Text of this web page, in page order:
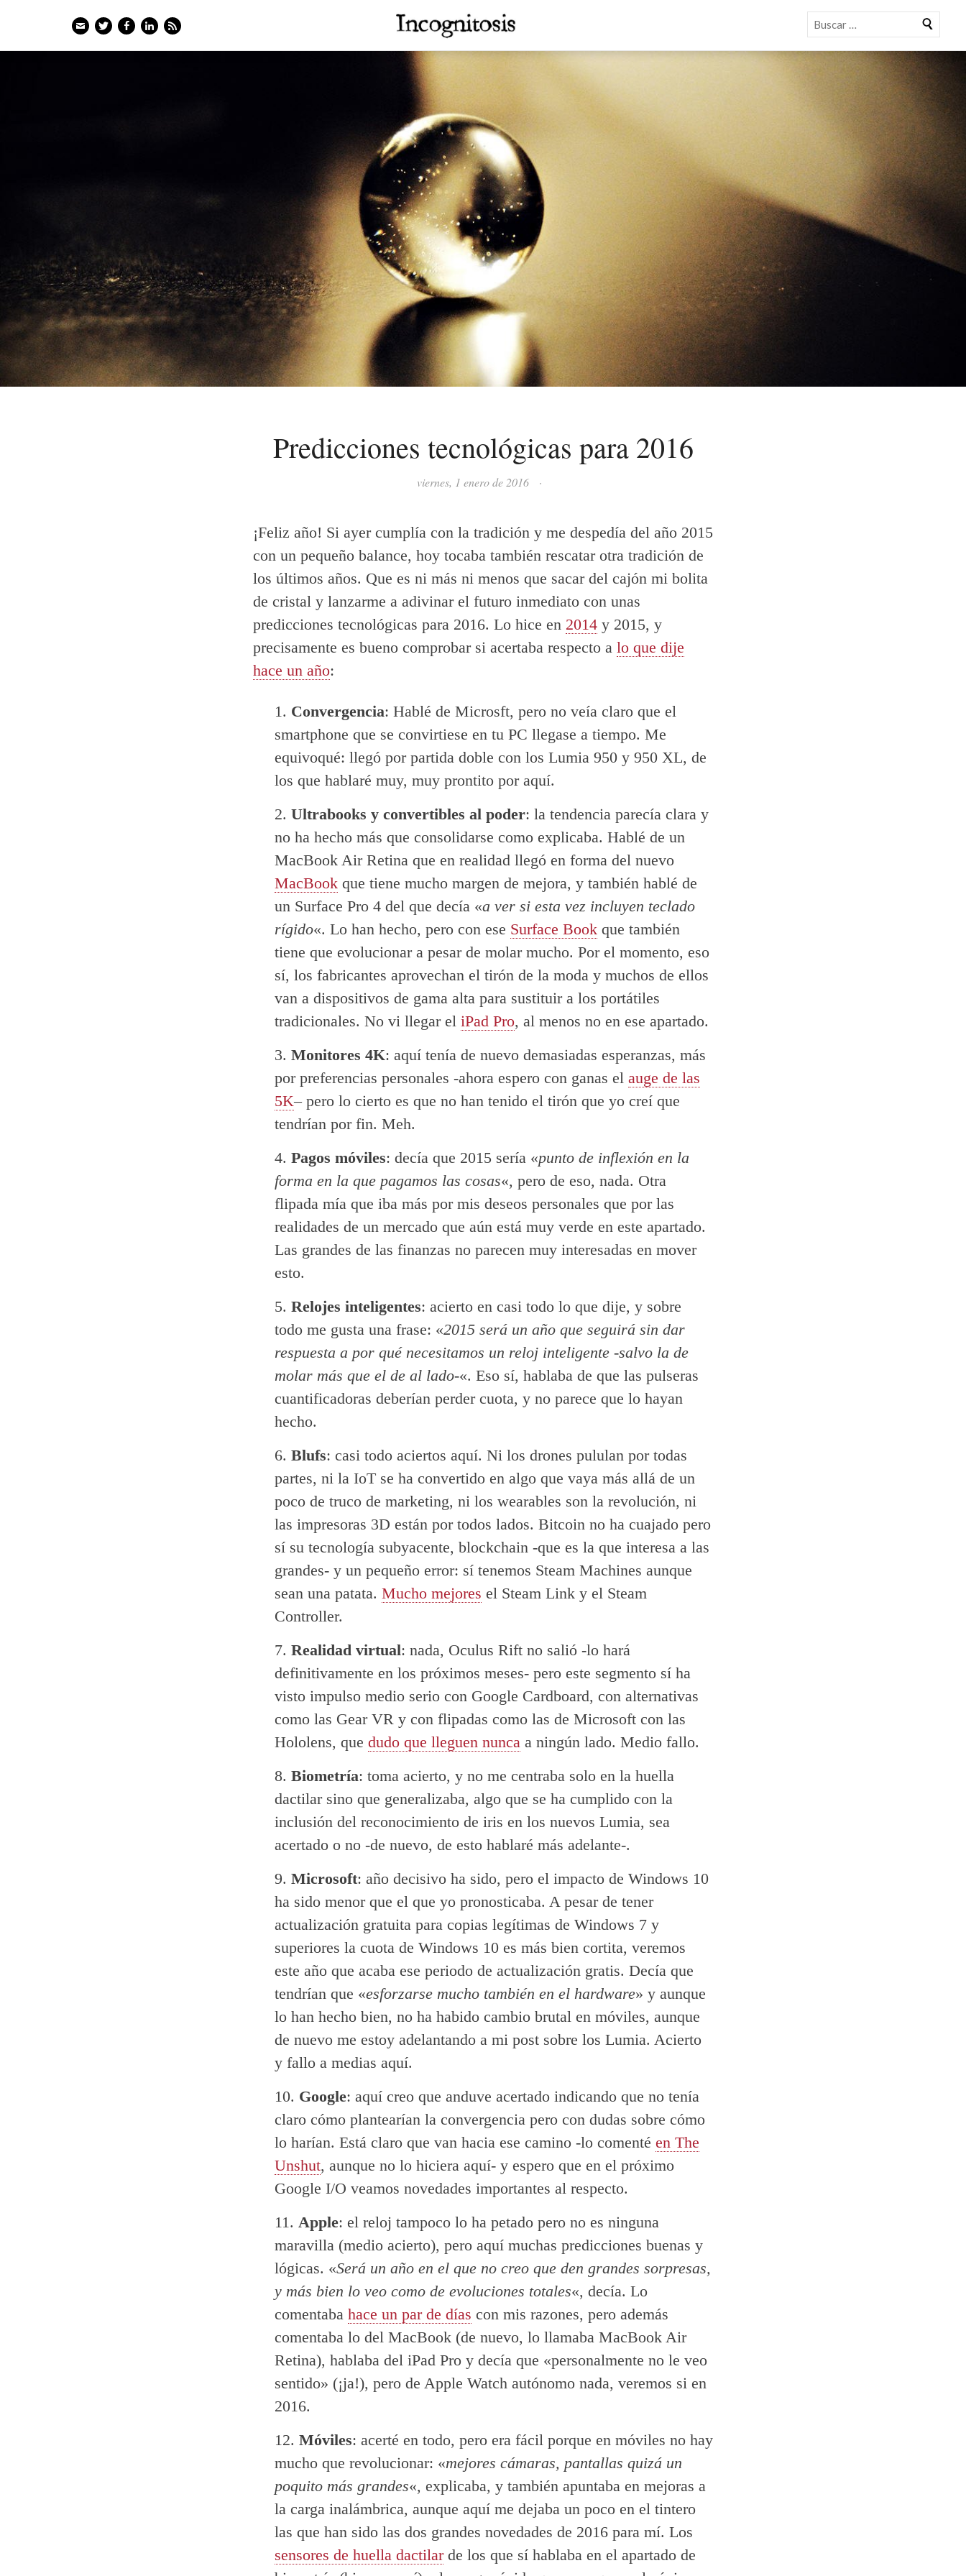
EmailTwitterFacebook
LinkedIn
Feed Buscar
Predicciones tecnológicas para 2016
viernes, 1 enero de 2016 ·
¡Feliz año! Si ayer cumplía con la tradición y me despedía del año 2015
con un pequeño balance, hoy tocaba también rescatar otra tradición de
los últimos años. Que es ni más ni menos que sacar del cajón mi bolita
de cristal y lanzarme a adivinar el futuro inmediato con unas
predicciones tecnológicas para 2016. Lo hice en 2014 y 2015, y
precisamente es bueno comprobar si acertaba respecto a lo que dije
hace un año:
Convergencia: Hablé de Microsft, pero no veía claro que el
smartphone que se convirtiese en tu PC llegase a tiempo. Me
equivoqué: llegó por partida doble con los Lumia 950 y 950 XL, de
los que hablaré muy, muy prontito por aquí.
Ultrabooks y convertibles al poder: la tendencia parecía clara y
no ha hecho más que consolidarse como explicaba. Hablé de un
MacBook Air Retina que en realidad llegó en forma del nuevo
MacBook que tiene mucho margen de mejora, y también hablé de
un Surface Pro 4 del que decía «a ver si esta vez incluyen teclado
rígido«. Lo han hecho, pero con ese Surface Book que también
tiene que evolucionar a pesar de molar mucho. Por el momento, eso
sí, los fabricantes aprovechan el tirón de la moda y muchos de ellos
van a dispositivos de gama alta para sustituir a los portátiles
tradicionales. No vi llegar el iPad Pro, al menos no en ese apartado.
Monitores 4K: aquí tenía de nuevo demasiadas esperanzas, más
por preferencias personales -ahora espero con ganas el auge de las
5K– pero lo cierto es que no han tenido el tirón que yo creí que
tendrían por fin. Meh.
Pagos móviles: decía que 2015 sería «punto de inflexión en la
forma en la que pagamos las cosas«, pero de eso, nada. Otra
flipada mía que iba más por mis deseos personales que por las
realidades de un mercado que aún está muy verde en este apartado.
Las grandes de las finanzas no parecen muy interesadas en mover
esto.
Relojes inteligentes: acierto en casi todo lo que dije, y sobre
todo me gusta una frase: «2015 será un año que seguirá sin dar
respuesta a por qué necesitamos un reloj inteligente -salvo la de
molar más que el de al lado-«. Eso sí, hablaba de que las pulseras
cuantificadoras deberían perder cuota, y no parece que lo hayan
hecho.
Blufs: casi todo aciertos aquí. Ni los drones pululan por todas
partes, ni la IoT se ha convertido en algo que vaya más allá de un
poco de truco de marketing, ni los wearables son la revolución, ni
las impresoras 3D están por todos lados. Bitcoin no ha cuajado pero
sí su tecnología subyacente, blockchain -que es la que interesa a las
grandes- y un pequeño error: sí tenemos Steam Machines aunque
sean una patata. Mucho mejores el Steam Link y el Steam
Controller.
Realidad virtual: nada, Oculus Rift no salió -lo hará
definitivamente en los próximos meses- pero este segmento sí ha
visto impulso medio serio con Google Cardboard, con alternativas
como las Gear VR y con flipadas como las de Microsoft con las
Hololens, que dudo que lleguen nunca a ningún lado. Medio fallo.
Biometría: toma acierto, y no me centraba solo en la huella
dactilar sino que generalizaba, algo que se ha cumplido con la
inclusión del reconocimiento de iris en los nuevos Lumia, sea
acertado o no -de nuevo, de esto hablaré más adelante-.
Microsoft: año decisivo ha sido, pero el impacto de Windows 10
ha sido menor que el que yo pronosticaba. A pesar de tener
actualización gratuita para copias legítimas de Windows 7 y
superiores la cuota de Windows 10 es más bien cortita, veremos
este año que acaba ese periodo de actualización gratis. Decía que
tendrían que «esforzarse mucho también en el hardware» y aunque
lo han hecho bien, no ha habido cambio brutal en móviles, aunque
de nuevo me estoy adelantando a mi post sobre los Lumia. Acierto
y fallo a medias aquí.
Google: aquí creo que anduve acertado indicando que no tenía
claro cómo plantearían la convergencia pero con dudas sobre cómo
lo harían. Está claro que van hacia ese camino -lo comenté en The
Unshut, aunque no lo hiciera aquí- y espero que en el próximo
Google I/O veamos novedades importantes al respecto.
Apple: el reloj tampoco lo ha petado pero no es ninguna
maravilla (medio acierto), pero aquí muchas predicciones buenas y
lógicas. «Será un año en el que no creo que den grandes sorpresas,
y más bien lo veo como de evoluciones totales«, decía. Lo
comentaba hace un par de días con mis razones, pero además
comentaba lo del MacBook (de nuevo, lo llamaba MacBook Air
Retina), hablaba del iPad Pro y decía que «personalmente no le veo
sentido» (¡ja!), pero de Apple Watch autónomo nada, veremos si en
2016.
Móviles: acerté en todo, pero era fácil porque en móviles no hay
mucho que revolucionar: «mejores cámaras, pantallas quizá un
poquito más grandes«, explicaba, y también apuntaba en mejoras a
la carga inalámbrica, aunque aquí me dejaba un poco en el tintero
las que han sido las dos grandes novedades de 2016 para mí. Los
sensores de huella dactilarde los que sí hablaba en el apartado de